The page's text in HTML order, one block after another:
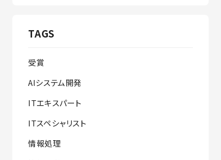
TAGS
受賞
AIシステム開発
ITエキスパート
ITスペシャリスト
情報処理